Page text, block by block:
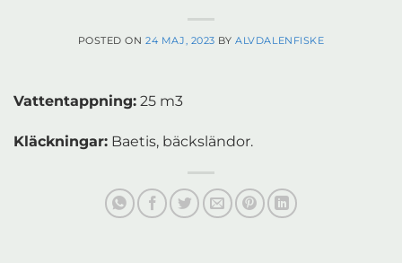
POSTED ON24 MAJ, 2023 BYALVDALENFISKE
Vattentappning: 25 m3
Kläckningar: Baetis, bäcksländor.